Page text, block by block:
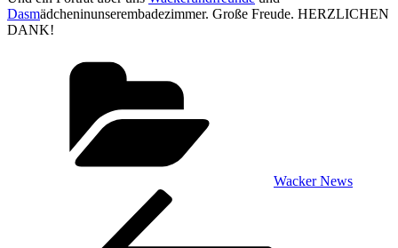
Dasmädcheninunserembadezimmer. Große Freude. HERZLICHEN
DANK!
Wacker News
Beitragsnavigation